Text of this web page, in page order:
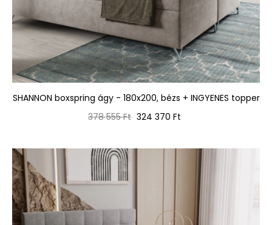
SHANNON boxspring ágy - 180x200, bézs + INGYENES topper
Normál
378 555 Ft Ár
324 370 Ft